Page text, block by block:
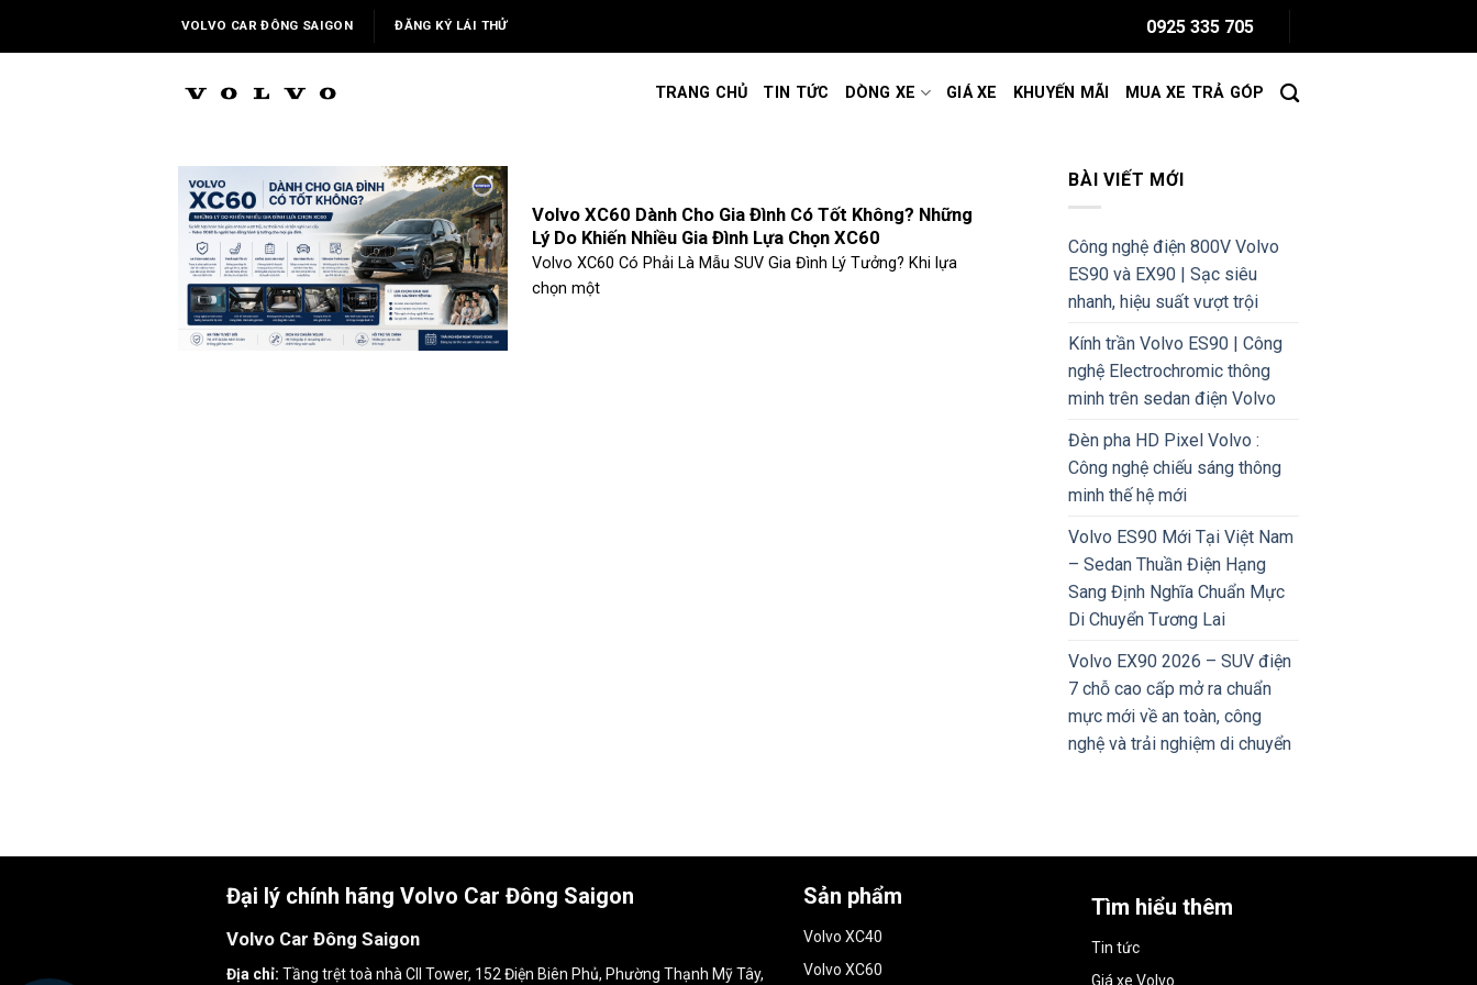
VOLVO CAR ĐÔNG SAIGON ĐĂNG KÝ LÁI THỬ 0925 335 705
TRANG CHỦ TIN TỨC DÒNG XE GIÁ XE KHUYẾN MÃI MUA XE TRẢ GÓP
Volvo XC60 Dành Cho Gia Đình Có Tốt Không? Những
Lý Do Khiến Nhiều Gia Đình Lựa Chọn XC60
Volvo XC60 Có Phải Là Mẫu SUV Gia Đình Lý Tưởng? Khi lựa
chọn một
BÀI VIẾT MỚI
Công nghệ điện 800V Volvo
ES90 và EX90 | Sạc siêu
nhanh, hiệu suất vượt trội
Kính trần Volvo ES90 | Công
nghệ Electrochromic thông
minh trên sedan điện Volvo
Đèn pha HD Pixel Volvo :
Công nghệ chiếu sáng thông
minh thế hệ mới
Volvo ES90 Mới Tại Việt Nam
– Sedan Thuần Điện Hạng
Sang Định Nghĩa Chuẩn Mực
Di Chuyển Tương Lai
Volvo EX90 2026 – SUV điện
7 chỗ cao cấp mở ra chuẩn
mực mới về an toàn, công
nghệ và trải nghiệm di chuyển
Đại lý chính hãng Volvo Car Đông Saigon
Volvo Car Đông Saigon
Địa chỉ: Tầng trệt toà nhà CII Tower, 152 Điện Biên Phủ, Phường Thạnh Mỹ Tây,
Sản phẩm
Volvo XC40
Volvo XC60
Tìm hiểu thêm
Tin tức
Giá xe Volvo